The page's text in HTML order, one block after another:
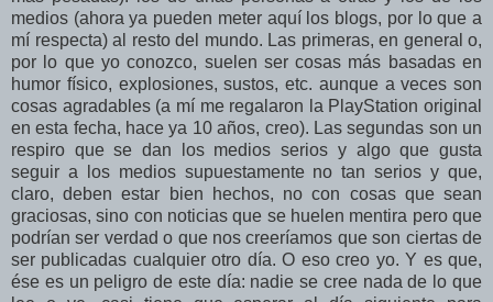
medios (ahora ya pueden meter aquí los blogs, por lo que a
mí respecta) al resto del mundo. Las primeras, en general o,
por lo que yo conozco, suelen ser cosas más basadas en
humor físico, explosiones, sustos, etc. aunque a veces son
cosas agradables (a mí me regalaron la PlayStation original
en esta fecha, hace ya 10 años, creo). Las segundas son un
respiro que se dan los medios serios y algo que gusta
seguir a los medios supuestamente no tan serios y que,
claro, deben estar bien hechos, no con cosas que sean
graciosas, sino con noticias que se huelen mentira pero que
podrían ser verdad o que nos creeríamos que son ciertas de
ser publicadas cualquier otro día. O eso creo yo. Y es que,
ése es un peligro de este día: nadie se cree nada de lo que